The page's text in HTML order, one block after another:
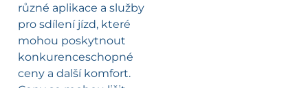
různé aplikace a služby
pro sdílení jízd, které
mohou poskytnout
konkurenceschopné
ceny a další komfort.